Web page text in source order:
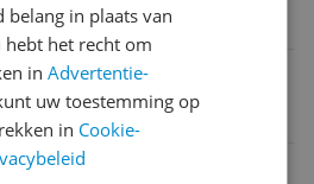
Number)
belang in plaats van
het recht om
inAdvertentie-
uw toestemming op
in Cookie-